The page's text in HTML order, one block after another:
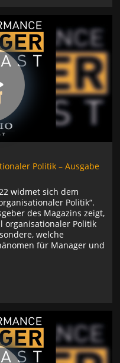
Politik – Ausgabe
widmet sich dem
Politik“.
des Magazins zeigt,
organisationaler Politik
welche
für Manager und